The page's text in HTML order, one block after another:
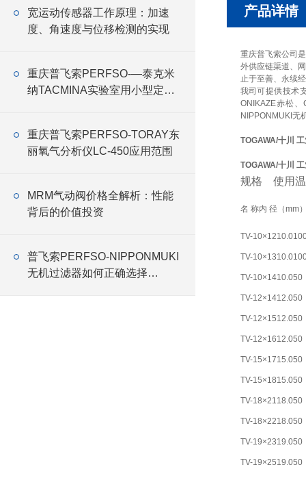
宽运动传感器工作原理：加速
度、角速度与位移检测的实现
重庆普飞索PERFSO-—泰克米
纳TACMINA实验室用小型定量
重庆普飞索PERFSO-TORAY东
丽氧气分析仪LC-450应用范围
MRM气动阀价格全解析：性能
背后的价值投资
普飞索PERFSO-NIPPONMUKI
无机过滤器如何正确选择
产品详情
重庆普飞索公司
外供应链渠道、
止于至善、永续
我司可提供技术
ONIKAZE赤松
NIPPONMUKI无
TOGAWA/十川
TOGAWA/十川
规格 使用
名 称内 径（mm
TV-10×1210.0
TV-10×1310.0
TV-10×1410.050
TV-12×1412.050
TV-12×1512.050
TV-12×1612.050
TV-15×1715.050
TV-15×1815.050
TV-18×2118.050
TV-18×2218.050
TV-19×2319.050
TV-19×2519.050